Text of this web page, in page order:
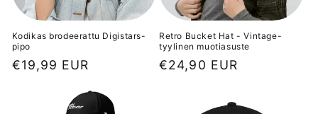
Kodikas brodeerattu Digistars-
pipo
Normaalihinta
€19,99 EUR
Retro Bucket Hat - Vintage-
tyylinen muotiasuste
Normaalihinta
€24,90 EUR